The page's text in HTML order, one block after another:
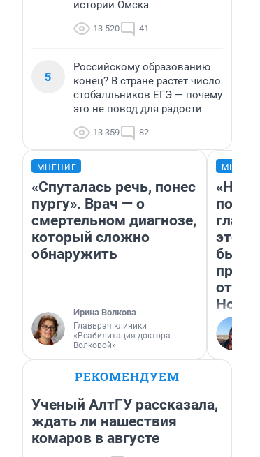
истории Омска
13 520 41
5
Российскому образованию
конец? В стране растет число
стобалльников ЕГЭ — почему
это не повод для радости
13 359 82
МНЕНИЕ
«Спуталась речь, понес
пургу». Врач — о
смертельном диагнозе,
который сложно
обнаружить
Ирина Волкова
Главврач клиники
«Реабилитация доктора
Волковой»
этого
бьет
РЕКОМЕНДУЕМ
Ученый АлтГУ рассказала,
ждать ли нашествия
комаров в августе